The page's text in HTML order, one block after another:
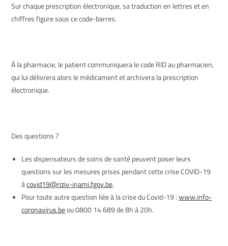
Sur chaque prescription électronique, sa traduction en lettres et en
chiffres figure sous ce code-barres.
À la pharmacie, le patient communiquera le code RID au pharmacien,
qui lui délivrera alors le médicament et archivera la prescription
électronique.
Des questions ?
Les dispensateurs de soins de santé peuvent poser leurs
questions sur les mesures prises pendant cette crise COVID-19
àcovid19@riziv-inami.fgov.be.
Pour toute autre question liée à la crise du Covid-19 :www.info-
coronavirus.beou 0800 14 689 de 8h à 20h.